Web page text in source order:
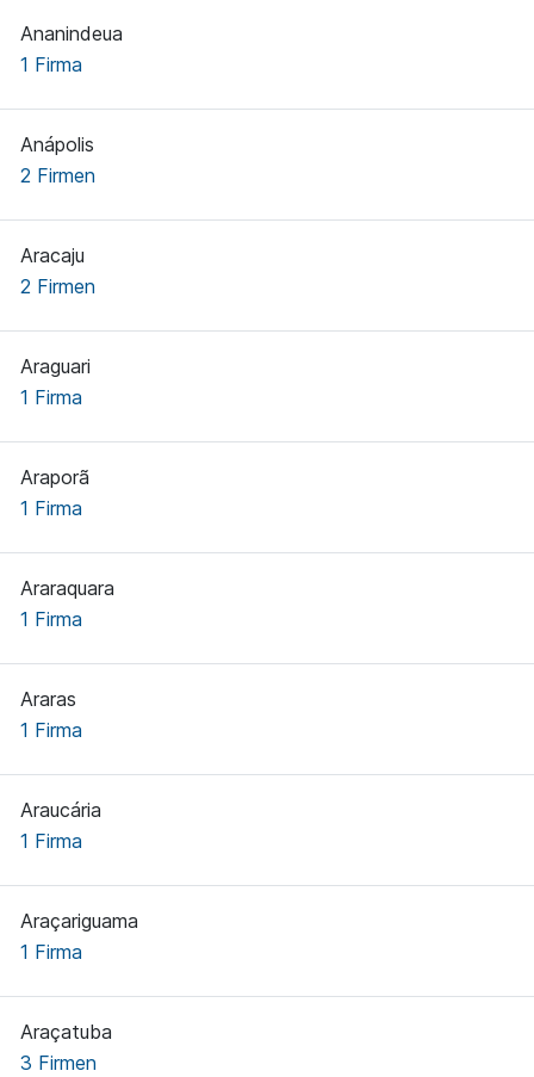
Ananindeua
1 Firma
Anápolis
2 Firmen
Aracaju
2 Firmen
Araguari
1 Firma
Araporã
1 Firma
Araraquara
1 Firma
Araras
1 Firma
Araucária
1 Firma
Araçariguama
1 Firma
Araçatuba
3 Firmen